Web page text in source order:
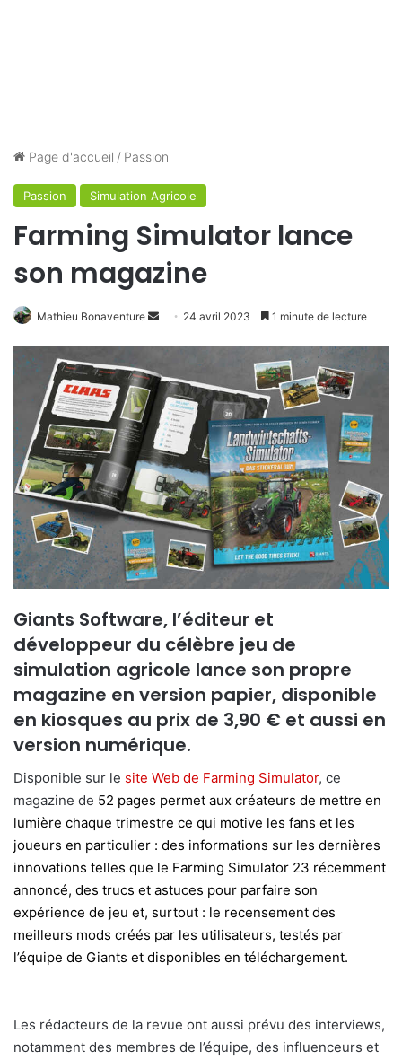
Page d'accueil / Passion
Passion Simulation Agricole
Farming Simulator lance
son magazine
Mathieu Bonaventure
Envoyer24 avril 2023 1 minute de lecture
Giants Software, l’éditeur et
développeur du célèbre jeu de
simulation agricole lance son propre
magazine en version papier, disponible
en kiosques au prix de 3,90 € et aussi en
version numérique.
Disponible sur le site Web de Farming Simulator, ce
magazine de 52 pages permet aux créateurs de mettre en
lumière chaque trimestre ce qui motive les fans et les
joueurs en particulier : des informations sur les dernières
innovations telles que le Farming Simulator 23 récemment
annoncé, des trucs et astuces pour parfaire son
expérience de jeu et, surtout : le recensement des
meilleurs mods créés par les utilisateurs, testés par
l’équipe de Giants et disponibles en téléchargement.
Les rédacteurs de la revue ont aussi prévu des interviews,
notamment des membres de l’équipe, des influenceurs et